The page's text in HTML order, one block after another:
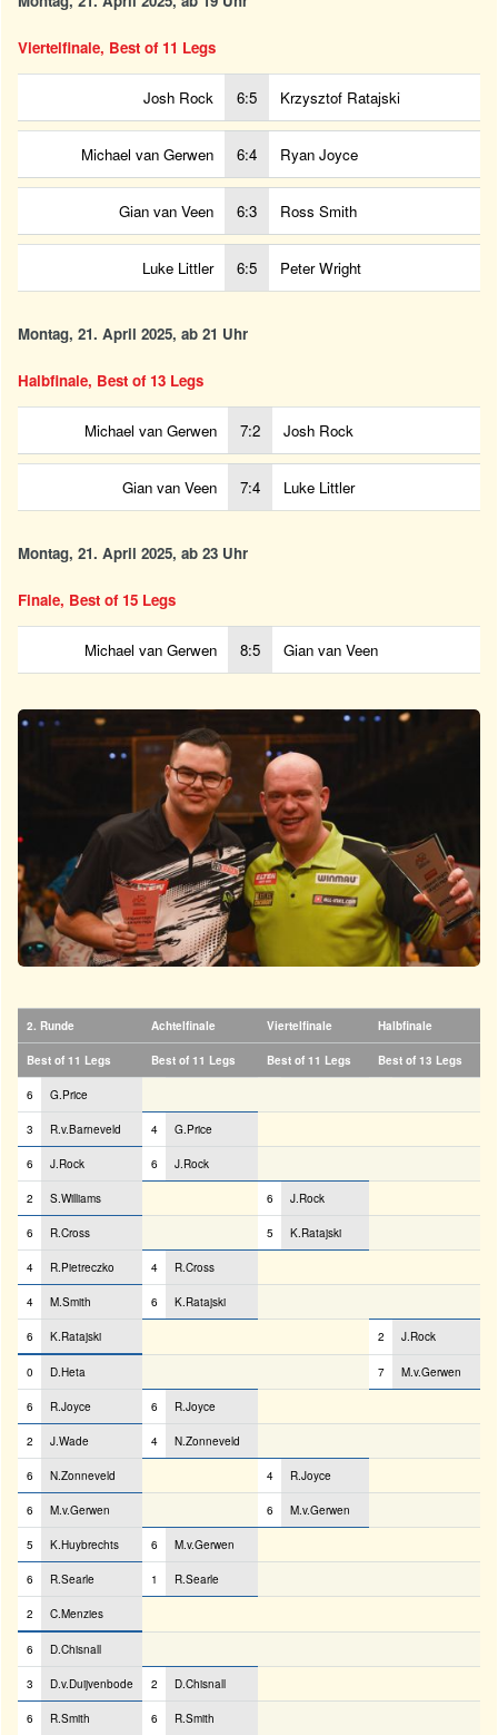
Viertelfinale, Best of 11 Legs
Josh Rock 6:5 Krzysztof Ratajski
Michael van Gerwen 6:4 Ryan Joyce
Gian van Veen 6:3 Ross Smith
Luke Littler 6:5 Peter Wright
Montag, 21. April 2025, ab 21 Uhr
Halbfinale, Best of 13 Legs
Michael van Gerwen 7:2 Josh Rock
Gian van Veen 7:4 Luke Littler
Montag, 21. April 2025, ab 23 Uhr
Finale, Best of 15 Legs
Michael van Gerwen 8:5 Gian van Veen
2. Runde Achtelfinale Viertelfinale Halbfinale
Best of 11 Legs Best of 11 Legs Best of 11 Legs Best of 13 Legs
6 G.Price
3 R.v.Barneveld 4 G.Price
6 J.Rock 6 J.Rock
2 S.Williams 6 J.Rock
6 R.Cross 5 K.Ratajski
4 R.Pietreczko 4 R.Cross
4 M.Smith 6 K.Ratajski
6 K.Ratajski 2 J.Rock
0 D.Heta 7 M.v.Gerwen
6 R.Joyce 6 R.Joyce
2 J.Wade 4 N.Zonneveld
6 N.Zonneveld 4 R.Joyce
6 M.v.Gerwen 6 M.v.Gerwen
5 K.Huybrechts 6 M.v.Gerwen
6 R.Searle 1 R.Searle
2 C.Menzies
6 D.Chisnall
3 D.v.Duijvenbode 2 D.Chisnall
6 R.Smith 6 R.Smith